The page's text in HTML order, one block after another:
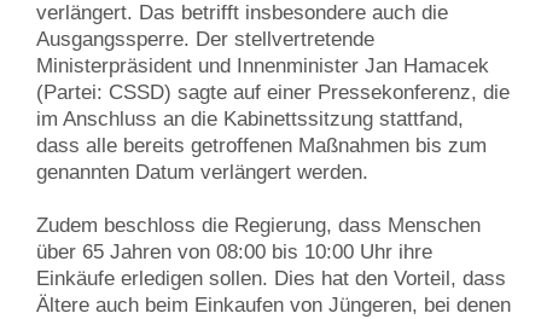
verlängert. Das betrifft insbesondere auch die
Ausgangssperre. Der stellvertretende
Ministerpräsident und Innenminister Jan Hamacek
(Partei: CSSD) sagte auf einer Pressekonferenz, die
im Anschluss an die Kabinettssitzung stattfand,
dass alle bereits getroffenen Maßnahmen bis zum
genannten Datum verlängert werden.
Zudem beschloss die Regierung, dass Menschen
über 65 Jahren von 08:00 bis 10:00 Uhr ihre
Einkäufe erledigen sollen. Dies hat den Vorteil, dass
Ältere auch beim Einkaufen von Jüngeren, bei denen